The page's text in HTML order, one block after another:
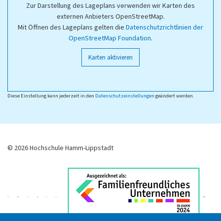
Zur Darstellung des Lageplans verwenden wir Karten des
externen Anbieters OpenStreetMap.
Mit Öffnen des Lageplans gelten die Datenschutzrichtlinien der
OpenStreetMap Foundation.
Karten aktivieren
Diese Einstellung kann jederzeit in den Datenschutzeinstellungen geändert werden.
© 2026 Hochschule Hamm-Lippstadt